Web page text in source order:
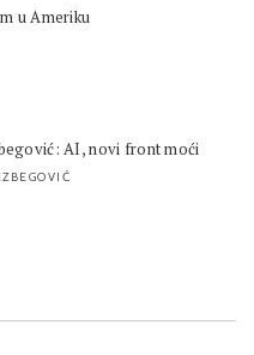
u Ameriku
AI, novi front moći